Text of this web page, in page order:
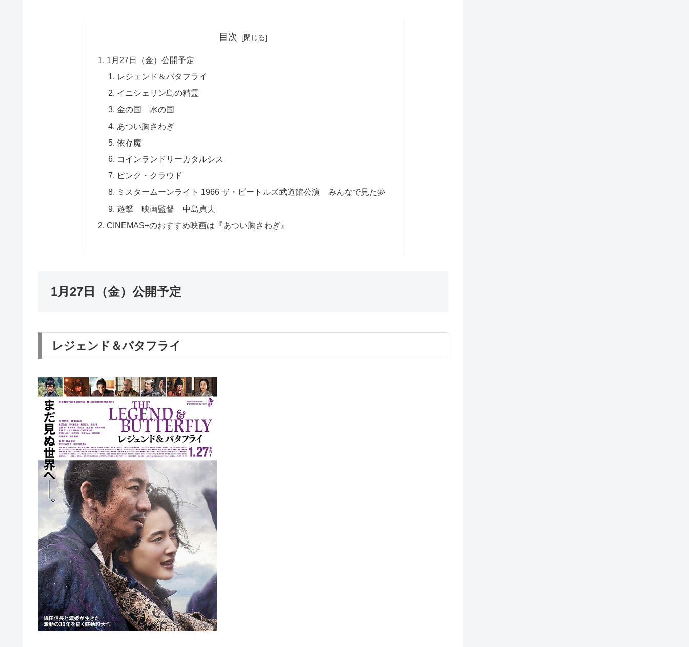
目次
1月27日（金）公開予定
レジェンド＆バタフライ
イニシェリン島の精霊
金の国 水の国
あつい胸さわぎ
依存魔
コインランドリーカタルシス
ピンク・クラウド
ミスタームーンライト 1966 ザ・ビートルズ武道館公演 みんなで見た夢
遊撃 映画監督 中島貞夫
CINEMAS+のおすすめ映画は『あつい胸さわぎ』
1月27日（金）公開予定
レジェンド＆バタフライ